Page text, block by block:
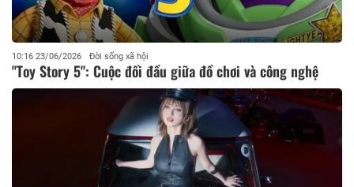
10:16 23/06/2026 Đời sống xã hội
"Toy Story 5": Cuộc đối đầu giữa đồ chơi và công nghệ